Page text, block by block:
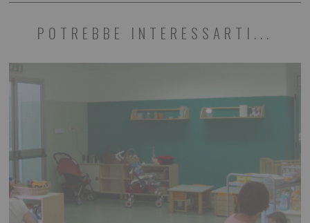
POTREBBE INTERESSARTI...